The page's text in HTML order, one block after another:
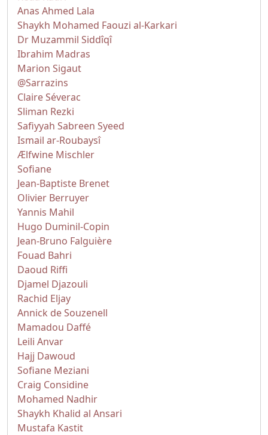
Anas Ahmed Lala
Shaykh Mohamed Faouzi al-Karkari
Dr Muzammil Siddîqî
Ibrahim Madras
Marion Sigaut
@Sarrazins
Claire Séverac
Sliman Rezki
Safiyyah Sabreen Syeed
Ismail ar-Roubaysî
Ælfwine Mischler
Sofiane
Jean-Baptiste Brenet
Olivier Berruyer
Yannis Mahil
Hugo Duminil-Copin
Jean-Bruno Falguière
Fouad Bahri
Daoud Riffi
Djamel Djazouli
Rachid Eljay
Annick de Souzenell
Mamadou Daffé
Leili Anvar
Hajj Dawoud
Sofiane Meziani
Craig Considine
Mohamed Nadhir
Shaykh Khalid al Ansari
Mustafa Kastit